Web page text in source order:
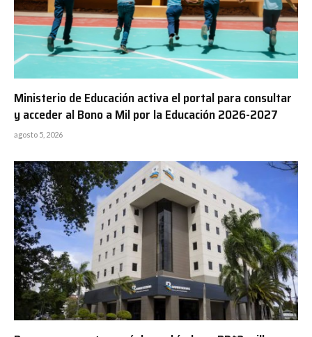
Ministerio de Educación activa el portal para consultar
y acceder al Bono a Mil por la Educación 2026-2027
agosto 5, 2026